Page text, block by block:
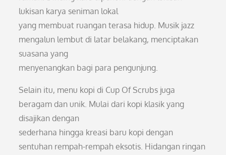
lukisan karya seniman lokal
yang membuat ruangan terasa hidup. Musik jazz
mengalun lembut di latar belakang, menciptakan
suasana yang
menyenangkan bagi para pengunjung.
Selain itu, menu kopi di Cup Of Scrubs juga
beragam dan unik. Mulai dari kopi klasik yang
disajikan dengan
sederhana hingga kreasi baru kopi dengan
sentuhan rempah-rempah eksotis. Hidangan ringan